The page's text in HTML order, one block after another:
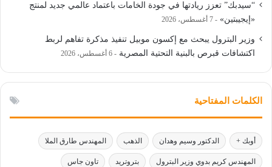
“سيدبك” تعزز ريادتها في جودة الخامات باعتماد عالمي جديد لمنتج
«إيجيبتين»
7 أغسطس، 2026
وزير البترول يبحث مع إكسون موبيل تنفيذ مذكرة تفاهم لربط
اكتشافات قبرص بالبنية التحتية المصرية
6 أغسطس، 2026
الكلمات المفتاحية
أوبك + الدكتور وسيم وهدان الذهب المهندس طارق الملا
المهندس كريم بدوي وزير البترول بتروتريد تاون جاس